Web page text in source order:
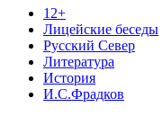
12+
Лицейские беседы
Русский Север
Литература
История
И.С.Фрадков